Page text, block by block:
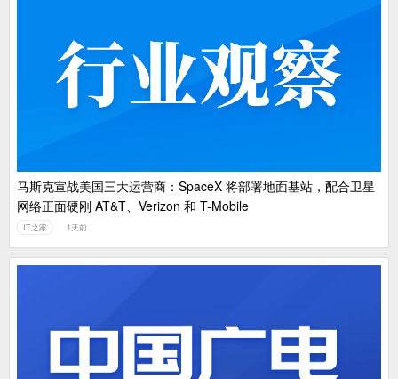
马斯克宣战美国三大运营商：SpaceX 将部署地面基站，配合卫星
网络正面硬刚 AT&T、Verizon 和 T-Mobile
IT之家 1天前